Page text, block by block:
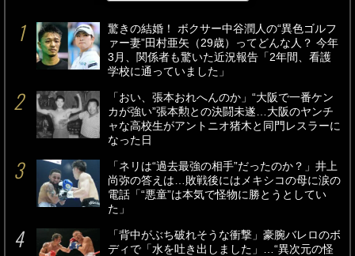
驚きの結婚！ ボクサー中谷潤人の“異色ゴルフ
ァー妻”田村亜矢（29歳）ってどんな人？ 今年
3月、関係者も驚いた近況報告「2年間、看護
学校に通っていました」
「おい、張本おれへんのか」“大阪で一番ケン
カが強い”張本勲との決闘未遂…大阪のヤンチ
ャな高校生がアントニオ猪木と同門レスラーに
なった日
「ネリは“過去最強の相手”だったのか？」井上
尚弥の答えは…敗戦後にはメキシコの母に涙の
電話「“悪童”は本気で怪物に勝とうとしてい
た」
「背中がぶち破れそうな衝撃」豪腕バレロのボ
ディで「水を吐き出しました」…“異次元の怪